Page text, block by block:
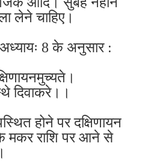
लेने चाहिए।
अध्यायः 8 के अनुसार :
दिवाकरे।।
होने पर ‪‎दक्षिणायन‬
‪मकर ‬राशि पर आने से